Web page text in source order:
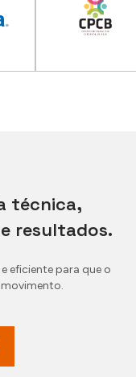
técnica,
resultados.
eficiente para que o